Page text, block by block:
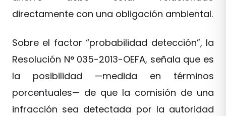
directamente con una obligación ambiental.
Sobre el factor “probabilidad detección”, la
Resolución N° 035-2013-OEFA, señala que es
la posibilidad —medida en términos
porcentuales— de que la comisión de una
infracción sea detectada por la autoridad